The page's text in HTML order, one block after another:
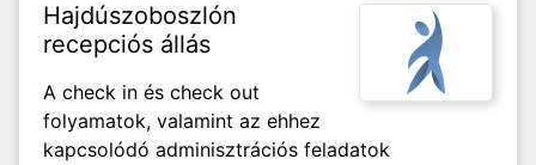
Hajdúszoboszlón
recepciós állás
A check in és check out
folyamatok, valamint az ehhez
kapcsolódó adminisztrációs feladatok